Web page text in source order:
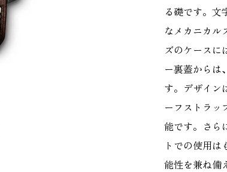
る礎です。文
なメカニカル
ズのケースに
ー裏蓋からは
す。デザイン
ーフストラッ
能です。さら
トでの使用
能性を兼ね備